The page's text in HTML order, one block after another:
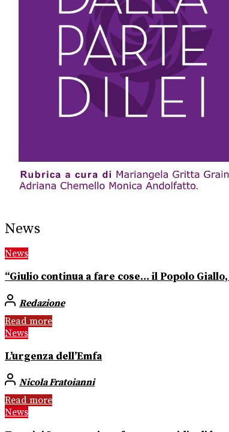
News
News
“Giulio continua a fare cose… il Popolo
Redazione
Read more
News
L’urgenza dell’Emfa
Nicola Fratoianni
Read more
News